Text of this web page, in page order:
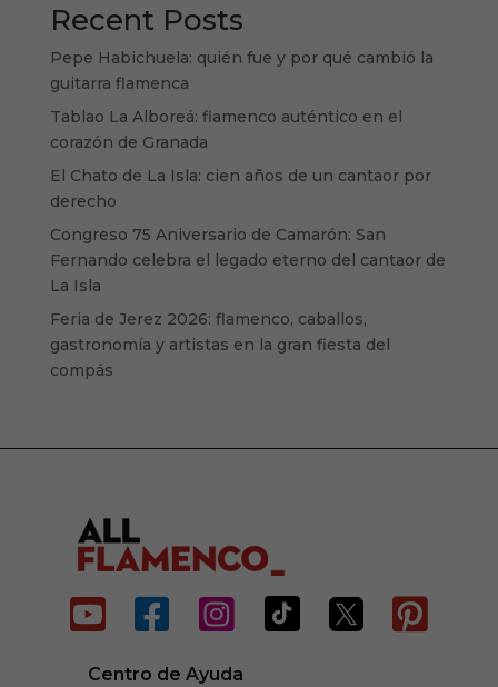
Recent Posts
Pepe Habichuela: quién fue y por qué cambió la
guitarra flamenca
Tablao La Alboreá: flamenco auténtico en el
corazón de Granada
El Chato de La Isla: cien años de un cantaor por
derecho
Congreso 75 Aniversario de Camarón: San
Fernando celebra el legado eterno del cantaor de
La Isla
Feria de Jerez 2026: flamenco, caballos,
gastronomía y artistas en la gran fiesta del
compás
     
Centro de Ayuda